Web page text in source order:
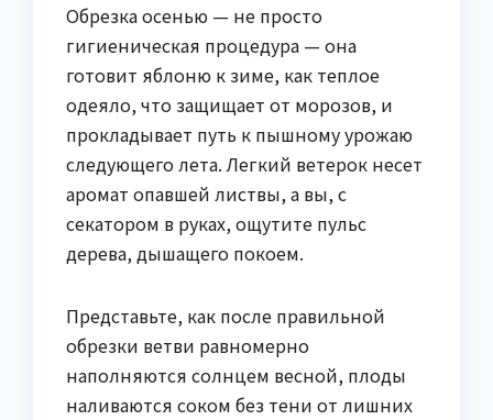
Обрезка осенью — не просто
гигиеническая процедура — она
готовит яблоню к зиме, как теплое
одеяло, что защищает от морозов, и
прокладывает путь к пышному урожаю
следующего лета. Легкий ветерок несет
аромат опавшей листвы, а вы, с
секатором в руках, ощутите пульс
дерева, дышащего покоем.
Представьте, как после правильной
обрезки ветви равномерно
наполняются солнцем весной, плоды
наливаются соком без тени от лишних